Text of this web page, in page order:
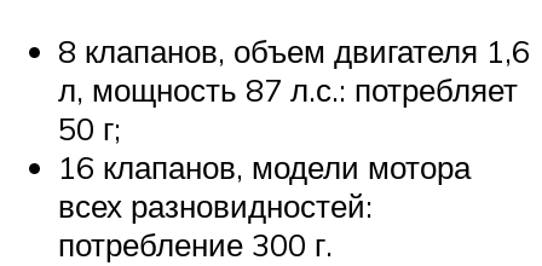
8 клапанов, объем двигателя 1,6
л, мощность 87 л.с.: потребляет
50 г;
16 клапанов, модели мотора
всех разновидностей:
потребление 300 г.